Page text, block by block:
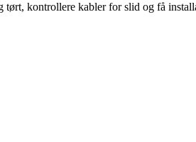
kontrollere kabler for slid og få